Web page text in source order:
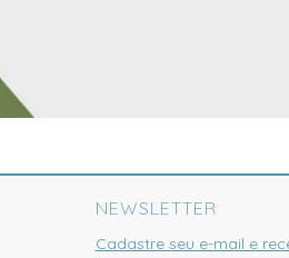
NEWSLETTER
Cadastre seu e-mail e